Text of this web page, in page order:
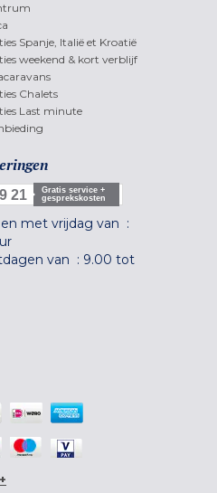
Spanje, Italië et Kroatië
weekend & kort verblijf
Chalets
Last minute
21
Gratis service +
gesprekskosten
met vrijdag van :
van : 9.00 tot